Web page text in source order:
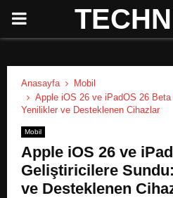
P
M
A
Anasayfa
Mobil
Apple iOS 26 ve iPadOS 26
Yenilikler ve Desteklenen Cihazlar
Mobil
Apple iOS 26 ve
Geliştiricilere
ve Desteklenen